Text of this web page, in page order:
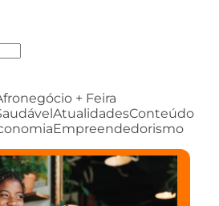
+ Feira
AtualidadesConteúdo
Empreendedorismo